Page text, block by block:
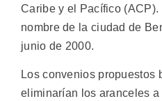
Caribe y el Pacífico (ACP).
nombre de la ciudad de
junio de 2000.
Los convenios propuestos
eliminarían los aranceles